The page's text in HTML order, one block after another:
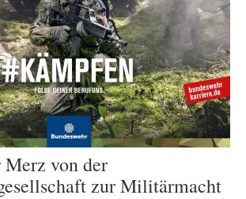
von der
zur Militärmacht